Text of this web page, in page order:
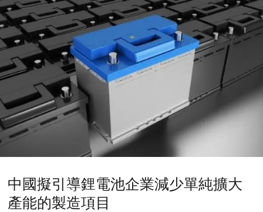
中國擬引導鋰電池企業減少單純擴大
產能的製造項目